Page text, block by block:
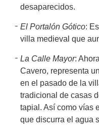
desaparecidos.
El Portalón Gótico:
villa medieval que
La Calle Mayor:
Cavero, representa
en el pasado de la
tradicional de casas
tapial. Así como vías
que discurra el agua